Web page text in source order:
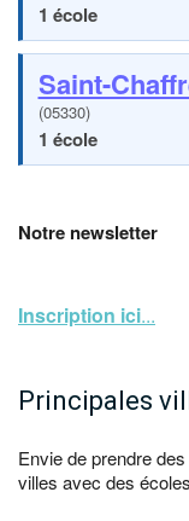
1 école
Saint-
(05330)
1 école
Notre newsletter
Inscription ici...
Principales
Envie de prendre
villes avec des